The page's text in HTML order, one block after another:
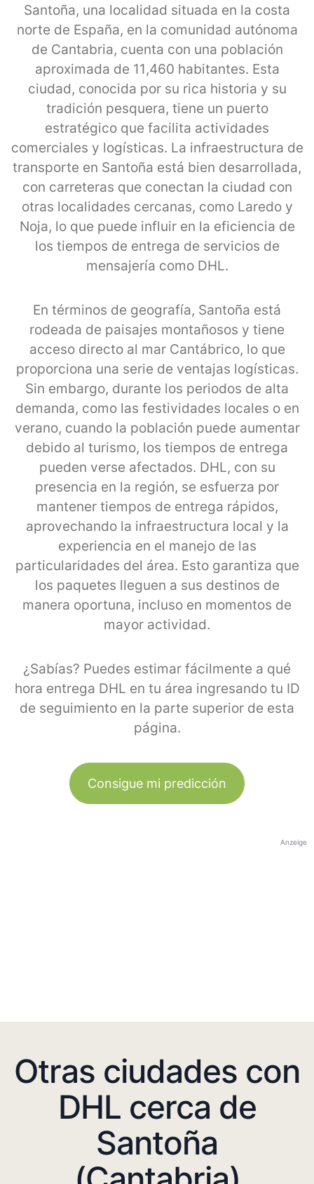
Santoña, una localidad situada en la costa
norte de España, en la comunidad autónoma
de Cantabria, cuenta con una población
aproximada de 11,460 habitantes. Esta
ciudad, conocida por su rica historia y su
tradición pesquera, tiene un puerto
estratégico que facilita actividades
comerciales y logísticas. La infraestructura de
transporte en Santoña está bien desarrollada,
con carreteras que conectan la ciudad con
otras localidades cercanas, como Laredo y
Noja, lo que puede influir en la eficiencia de
los tiempos de entrega de servicios de
mensajería como DHL.
En términos de geografía, Santoña está
rodeada de paisajes montañosos y tiene
acceso directo al mar Cantábrico, lo que
proporciona una serie de ventajas logísticas.
Sin embargo, durante los periodos de alta
demanda, como las festividades locales o en
verano, cuando la población puede aumentar
debido al turismo, los tiempos de entrega
pueden verse afectados. DHL, con su
presencia en la región, se esfuerza por
mantener tiempos de entrega rápidos,
aprovechando la infraestructura local y la
experiencia en el manejo de las
particularidades del área. Esto garantiza que
los paquetes lleguen a sus destinos de
manera oportuna, incluso en momentos de
mayor actividad.
¿Sabías? Puedes estimar fácilmente a qué
hora entrega DHL en tu área ingresando tu ID
de seguimiento en la parte superior de esta
página.
Consigue mi predicción
Anzeige
Otras ciudades con
DHL cerca de
Santoña